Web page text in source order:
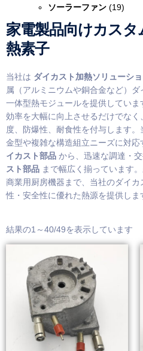
ソーラーファン (19)
家電製品向けカス
熱素子
当社は ダイカスト加熱ソリューシ
属（アルミニウムや銅合金など）ダ
一体型熱モジュールを提供してい
効率を大幅に向上させるだけでな
度、防爆性、耐食性を付与します
金型や複雑な構造組立ニーズに対
イカスト部品 から、迅速な調達・
スト部品 まで幅広く揃っています
商業用厨房機器まで、当社のダイ
性・安全性に優れた熱源を提供しま
結果の1～40/49を表示しています